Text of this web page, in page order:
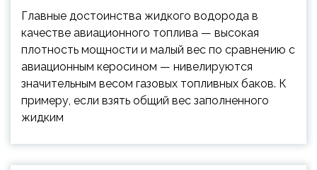
Главные достоинства жидкого водорода в
качестве авиационного топлива — высокая
плотность мощности и малый вес по сравнению с
авиационным керосином — нивелируются
значительным весом газовых топливных баков. К
примеру, если взять общий вес заполненного
жидким